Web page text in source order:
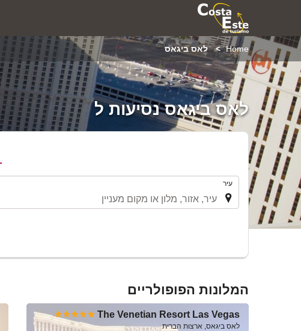
Home לאס ביגאס
לאס ביגאס נסיעות ל
עיר
המלונות הפופולריים
The Venetian Resort Las Vegas
לאס ביגאס, ארצות הברית